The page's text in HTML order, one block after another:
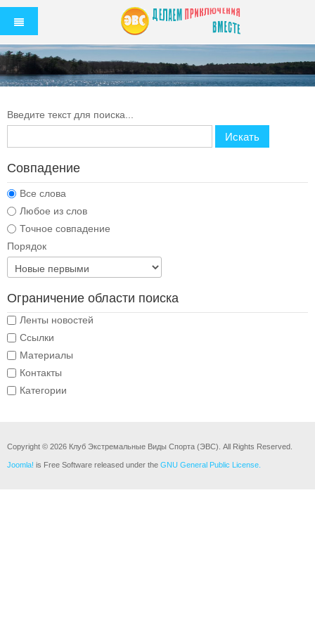
Введите текст для поиска...
Искать
Совпадение
Все слова
Любое из слов
Точное совпадение
Порядок
Ограничение области поиска
Ленты новостей
Ссылки
Материалы
Контакты
Категории
Copyright © 2026 Клуб Экстремальные Виды Спорта (ЭВС). All Rights Reserved.
Joomla! is Free Software released under the GNU General Public License.